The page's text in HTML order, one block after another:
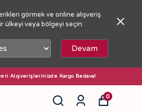
görmek ve online alışveriş
ülkeyi veya bölgeyi seçin.
Devam
Alışverişlerinizde Kargo Bedava!
0